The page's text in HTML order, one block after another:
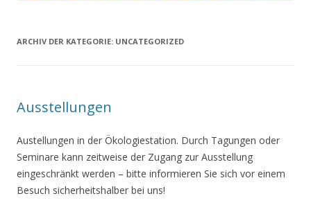
ARCHIV DER KATEGORIE: UNCATEGORIZED
Ausstellungen
Austellungen in der Ökologiestation. Durch Tagungen oder
Seminare kann zeitweise der Zugang zur Ausstellung
eingeschränkt werden – bitte informieren Sie sich vor einem
Besuch sicherheitshalber bei uns!